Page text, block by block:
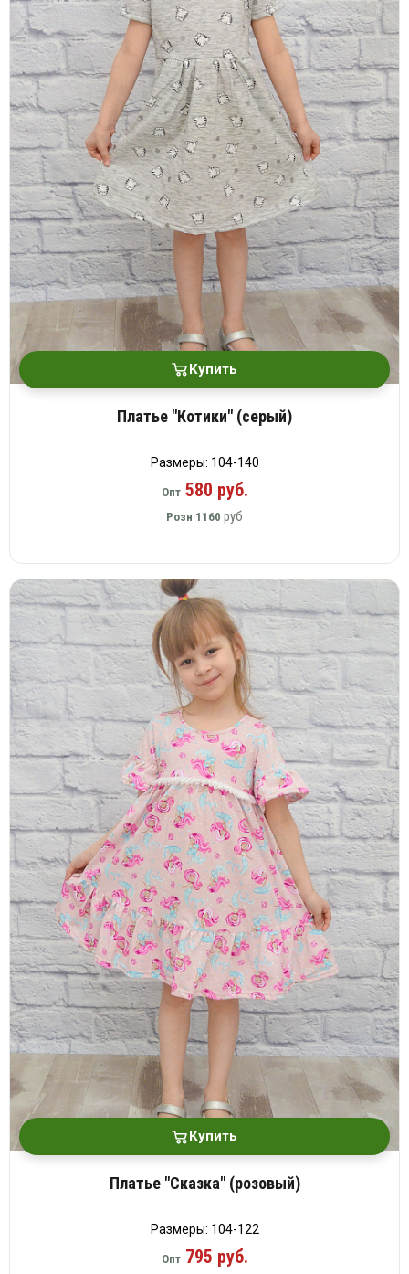
Купить
Платье "Котики" (серый)
Размеры: 104-140
Опт580 руб.
Розн 1160 руб
Купить
Платье "Сказка" (розовый)
Размеры: 104-122
Опт795 руб.